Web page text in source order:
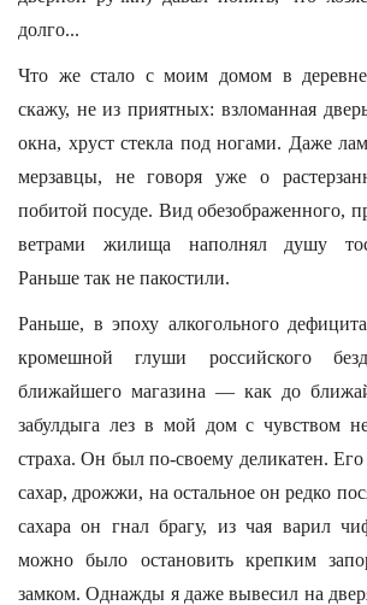
долго...
Что же стало с моим домом в
скажу, не из приятных: взломанная
окна, хруст стекла под ногами. Даже
мерзавцы, не говоря уже о
побитой посуде. Вид обезображенного,
ветрами жилища наполнял душу
Раньше так не пакостили.
Раньше, в эпоху алкогольного
кромешной глуши российского
ближайшего магазина — как до
забулдыга лез в мой дом с чувством
страха. Он был по-своему деликатен. Его
сахар, дрожжи, на остальное он редко
сахара он гнал брагу, из чая варил
можно было остановить крепким
замком. Однажды я даже вывесил на